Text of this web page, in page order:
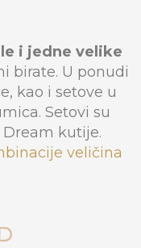
i jedne velike
birate. U ponudi
kao i setove u
Setovi su
kutije.
veličina